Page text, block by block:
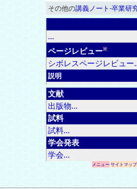
その他の講義ノート-卒業研
…
ページレビュー※
シボレスページレビュ
説明
文献
出版物…
試料
試料…
学会発表
学会…
メニューサイトマップ